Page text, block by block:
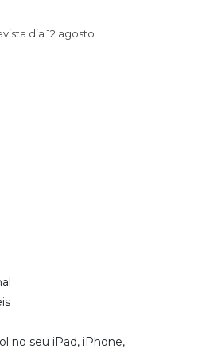
dia 12 agosto
no seu iPad, iPhone,